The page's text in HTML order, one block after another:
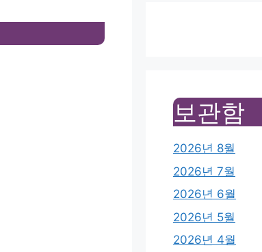
보관함
2026년 8월
2026년 7월
2026년 6월
2026년 5월
2026년 4월